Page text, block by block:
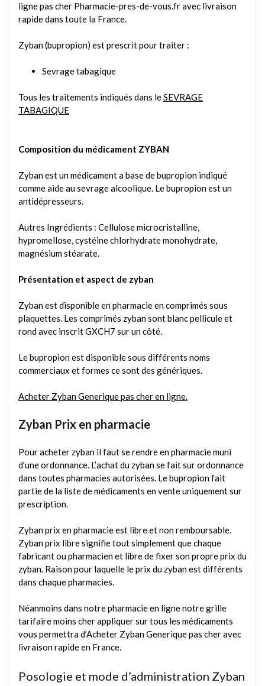
ligne pas cher Pharmacie-pres-de-vous.fravec livraison
rapide dans toute la France.
Zyban (bupropion) est prescrit pour traiter :
Sevrage tabagique
Tous les traitements indiqués dans leSEVRAGE
TABAGIQUE
Composition du médicament ZYBAN
Zyban est un médicament a base de bupropion indiqué
comme aide au sevrage alcoolique. Le bupropion est un
antidépresseurs.
Autres Ingrédients : Cellulose microcristalline,
hypromellose, cystéine chlorhydrate monohydrate,
magnésium stéarate.
Présentation et aspect de zyban
Zyban est disponible en pharmacie en comprimés sous
plaquettes. Les comprimés zyban sont blanc pellicule et
rond avec inscrit GXCH7 sur un côté.
Le bupropion est disponible sous différents noms
commerciaux et formes ce sont des génériques.
Acheter Zyban Generique pas cher en ligne.
Zyban Prix en pharmacie
Pour acheter zyban il faut se rendre en pharmacie muni
d’une ordonnance. L’achat du zyban se fait sur ordonnance
dans toutes pharmacies autorisées. Le bupropion fait
partie de la liste de médicaments en vente uniquement sur
prescription.
Zyban prix en pharmacie est libre et non remboursable.
Zyban prix libre signifie tout simplement que chaque
fabricant ou pharmacien et libre de fixer son propre prix du
zyban. Raison pour laquelle le prix du zyban est différents
dans chaque pharmacies.
Néanmoins dans notre pharmacie en ligne notre grille
tarifaire moins cher appliquer sur tous les médicaments
vous permettra d’Acheter Zyban Generique pas cher avec
livraison rapide en France.
Posologie et mode d’administration Zyban